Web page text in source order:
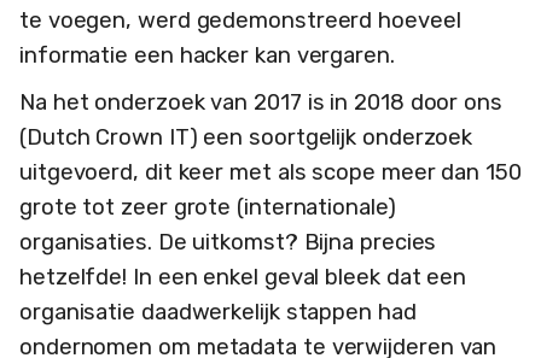
te voegen, werd gedemonstreerd hoeveel
informatie een hacker kan vergaren.
Na het onderzoek van 2017 is in 2018 door ons
(Dutch Crown IT) een soortgelijk onderzoek
uitgevoerd, dit keer met als scope meer dan 150
grote tot zeer grote (internationale)
organisaties. De uitkomst? Bijna precies
hetzelfde! In een enkel geval bleek dat een
organisatie daadwerkelijk stappen had
ondernomen om metadata te verwijderen van